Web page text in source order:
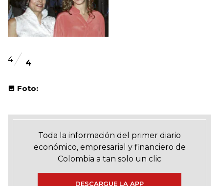
4 4
Foto:
Toda la información del primer diario
económico, empresarial y financiero de
Colombia a tan solo un clic
DESCARGUE LA APP